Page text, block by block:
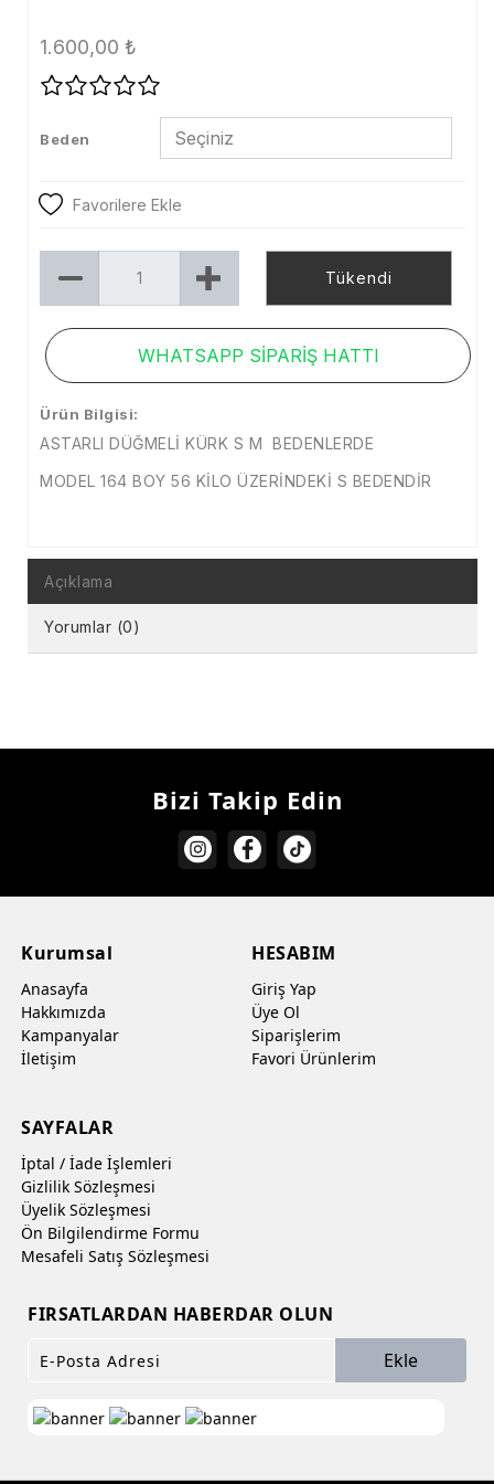
Şort
Trenckot
Kampanya
1.600,00 ₺
Beden
Favorilere Ekle
Tükendi
WHATSAPP SİPARİŞ HATTI
Ürün Bilgisi:
ASTARLI DÜĞMELİ KÜRK S M BEDENLERDE
MODEL 164 BOY 56 KİLO ÜZERİNDEKİ S BEDENDİR
Açıklama
Yorumlar (0)
Bizi Takip Edin
Kurumsal
Anasayfa
Hakkımızda
Kampanyalar
İletişim
HESABIM
Giriş Yap
Üye Ol
Siparişlerim
Favori Ürünlerim
SAYFALAR
İptal / İade İşlemleri
Gizlilik Sözleşmesi
Üyelik Sözleşmesi
Ön Bilgilendirme Formu
Mesafeli Satış Sözleşmesi
FIRSATLARDAN HABERDAR OLUN
Ekle